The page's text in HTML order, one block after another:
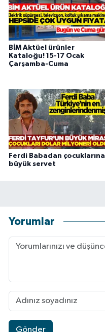
BİM Aktüel ürünler
Kataloğu! 15-17 Ocak
Çarşamba-Cuma
Ferdi Babadan çocuklarına
büyük servet
Yorumlar
Gönder